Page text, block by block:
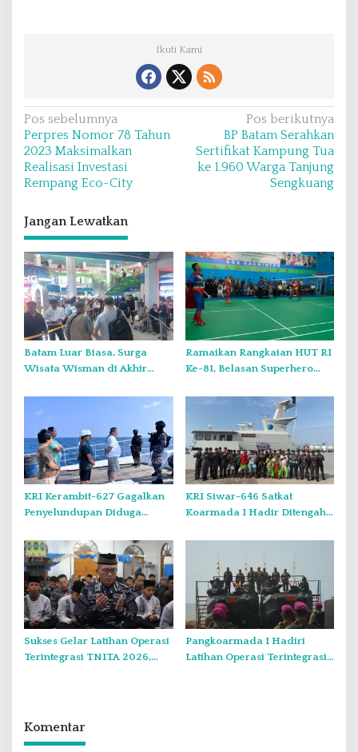
Ikuti Kami
N
a
v
i
g
a
s
i
p
o
s
Pos sebelumnya
Perpres Nomor 78 Tahun
2023 Maksimalkan
Realisasi Investasi
Rempang Eco-City
Pos berikutnya
BP Batam Serahkan
Sertifikat Kampung Tua
ke 1.960 Warga Tanjung
Sengkuang
Jangan Lewatkan
Batam Luar Biasa, Surga
Wisata Wisman di Akhir
Ramaikan Rangkaian HUT RI
Ke-81, Belasan Superhero
KRI Kerambit-627 Gagalkan
Penyelundupan Diduga
Sejumlah 1,3 Ton
KRI Siwar-646 Satkat
Koarmada I Hadir Ditengah
Sukses Gelar Latihan Operasi
Terintegrasi TNITA 2026,
Pangkoarmada I Hadiri
Latihan Operasi Terintegrasi
Komentar